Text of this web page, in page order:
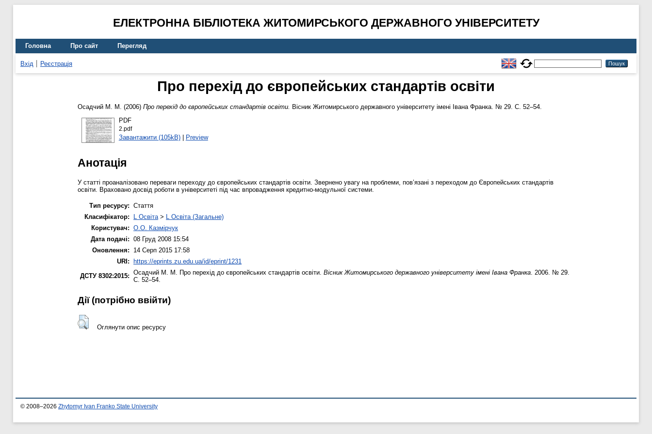
ЕЛЕКТРОННА БІБЛІОТЕКА ЖИТОМИРСЬКОГО ДЕРЖАВНОГО УНІВЕРСИТЕТУ
Головна Про сайт Перегляд
Вхід Реєстрація
Про перехід до європейських стандартів освіти
Осадчий М. М. (2006) Про перехід до європейських стандартів освіти. Вісник Житомирського державного університету імені Івана Франка. № 29. С. 52–54.
PDF
2.pdf
Завантажити (105kB)| Preview
Анотація
У статті проаналізовано переваги переходу до європейських стандартів освіти. Звернено увагу на проблеми, пов’язані з переходом до Європейських стандартів
освіти. Враховано досвід роботи в університеті під час впровадження кредитно-модульної системи.
Тип ресурсу: Стаття
Класифікатор:
L Освіта > L Освіта (Загальне)
Користувач: О.О. Казмірчук
Дата подачі: 08 Груд 2008 15:54
Оновлення:
14 Серп 2015 17:58
URI: https://eprints.zu.edu.ua/id/eprint/1231
ДСТУ 8302:2015: Осадчий М. М. Про перехід до європейських стандартів освіти. Вісник Житомирського державного університету імені Івана Франка . 2006. № 29.
С. 52–54.
Дії ​​(потрібно ввійти)
Оглянути опис ресурсу
© 2008–2026 Zhytomyr Ivan Franko State University